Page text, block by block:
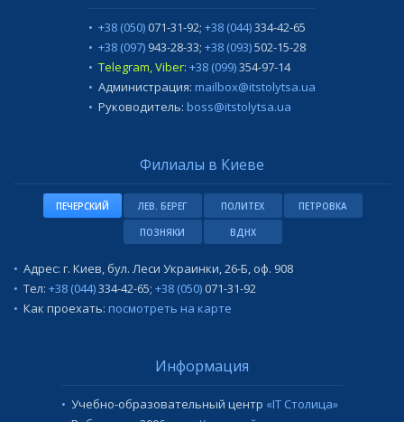
+38 (050)071-31-92; +38 (044)334-42-65
+38 (097) 943-28-33; +38 (093)502-15-28
Telegram, Viber: +38 (099)354-97-14
Администрация: mailbox@itstolytsa.ua
Руководитель: boss@itstolytsa.ua
Филиалы в Киеве
ПЕЧЕРСКИЙ ЛЕВ. БЕРЕГ ПОЛИТЕХ ПЕТРОВКА
ПОЗНЯКИ ВДНХ
Адрес: г. Киев, бул. Леси Украинки, 26-Б, оф. 908
Тел: +38 (044)334-42-65; +38 (050)071-31-92
Как проехать: посмотреть на карте
Информация
Учебно-образовательный центр «IT Столица»